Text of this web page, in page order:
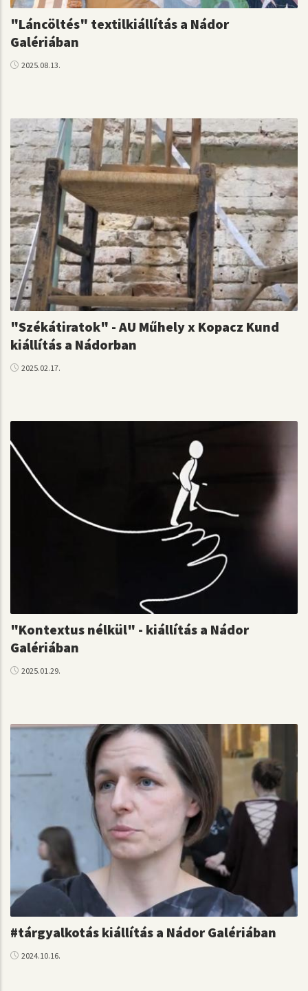
"Láncöltés" textilkiállítás a Nádor
Galériában
2025.08.13.
"Székátiratok" - AU Műhely x Kopacz Kund
kiállítás a Nádorban
2025.02.17.
"Kontextus nélkül" - kiállítás a Nádor
Galériában
2025.01.29.
#tárgyalkotás kiállítás a Nádor Galériában
2024.10.16.